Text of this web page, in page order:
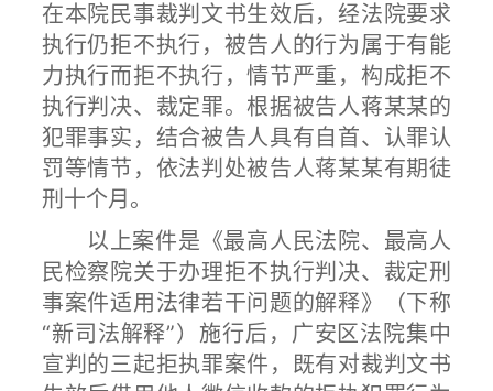
在本院民事裁判文书生效后，经法院要求
执行仍拒不执行，被告人的行为属于有能
力执行而拒不执行，情节严重，构成拒不
执行判决、裁定罪。根据被告人蒋某某的
犯罪事实，结合被告人具有自首、认罪认
罚等情节，依法判处被告人蒋某某有期徒
刑十个月。
以上案件是《最高人民法院、最高人
民检察院关于办理拒不执行判决、裁定刑
事案件适用法律若干问题的解释》（下称
“新司法解释”）施行后，广安区法院集中
宣判的三起拒执罪案件，既有对裁判文书